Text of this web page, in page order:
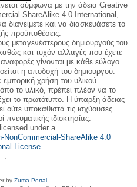
σύμφωνα με την άδεια Creative
ShareAlike 4.0 International,
και να διασκευάσετε το
προϋποθέσεις:
μεταγενέστερους δημιουργούς του
και τυχόν αλλαγές που έχετε
γίνονται με κάθε εύλογο
η αποδοχή του δημιουργού.
χρήση του υλικού.
το υλικό, πρέπει πλέον να το
το πρωτότυπο. Η ύπαρξη άδειας
ούτε υποκαθιστά τις ισχύουσες
πνευματικής ιδιοκτησίας.
under a
NonCommercial-ShareAlike 4.0
License
.
by Zuma Portal